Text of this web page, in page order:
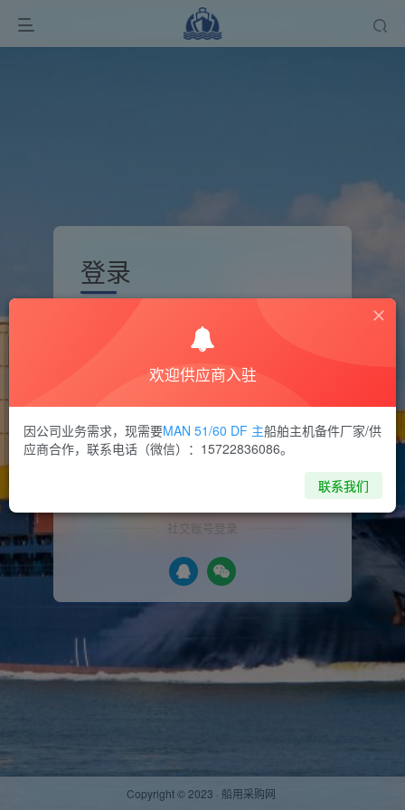
登录
记住登录 找回密码
社交账号登录
Copyright © 2023 · 船用采购网
欢迎供应商入驻
因公司业务需求，现需要MAN 51/60 DF 主船舶主机备件厂家/供
应商合作，联系电话（微信）：15722836086。
联系我们